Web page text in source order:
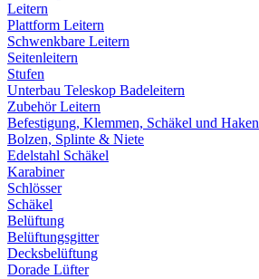
Leitern
Plattform Leitern
Schwenkbare Leitern
Seitenleitern
Stufen
Unterbau Teleskop Badeleitern
Zubehör Leitern
Befestigung, Klemmen, Schäkel und Haken
Bolzen, Splinte & Niete
Edelstahl Schäkel
Karabiner
Schlösser
Schäkel
Belüftung
Belüftungsgitter
Decksbelüftung
Dorade Lüfter